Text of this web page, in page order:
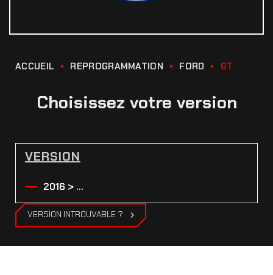
ACCUEIL REPROGRAMMATION FORD GT
Choisissez votre version
VERSION
2016 > ...
VERSION INTROUVABLE ?